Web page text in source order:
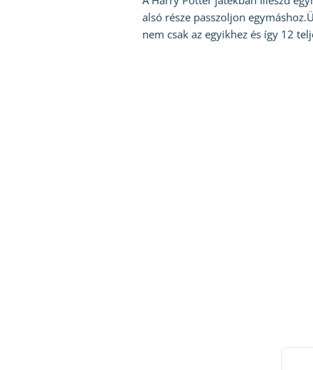
alsó része passzoljon
nem csak az egyikhez és így 12